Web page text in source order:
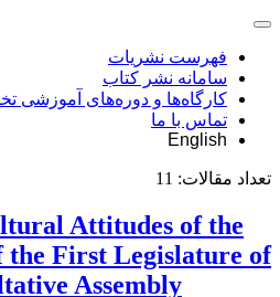
فهرست نشریات
سامانه نشر کتاب
کارگاه‌ها و دوره‌های آموزشی
تماس با ما
English
تعداد مقالات: 11
Attitudes of the
the First Legislature of
Assembly